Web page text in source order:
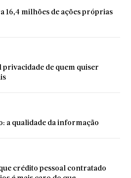
16,4 milhões de ações próprias
privacidade de quem quiser
a qualidade da informação
crédito pessoal contratado